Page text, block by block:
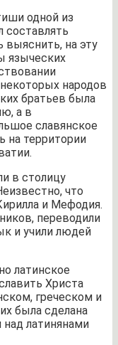
одной из
составлять
выяснить, на эту
языческих
народов
братьев была
а в
славянское
на территории
в столицу
что
и Мефодия.
переводили
и учили людей
латинское
Христа
греческом и
была сделана
над латинянами